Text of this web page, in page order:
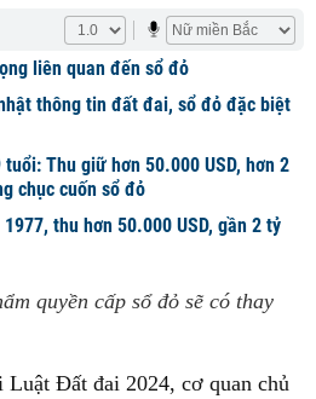
liên quan đến sổ đỏ
thông tin đất đai, sổ đỏ đặc biệt
Thu giữ hơn 50.000 USD, hơn 2
chục cuốn sổ đỏ
thu hơn 50.000 USD, gần 2 tỷ
quyền cấp sổ đỏ sẽ có thay
Luật Đất đai 2024, cơ quan chủ